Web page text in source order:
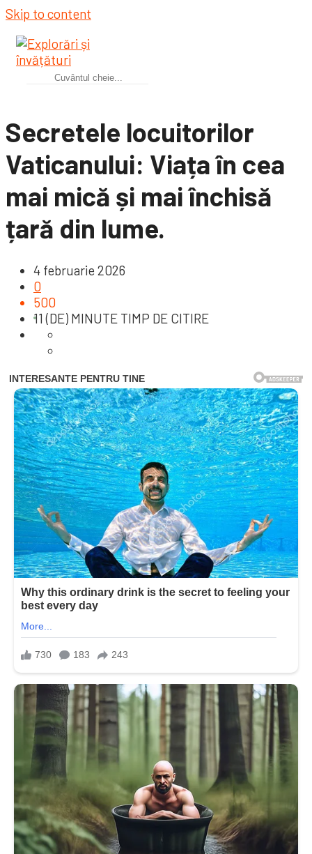
Skip to content
Secretele locuitorilor
Vaticanului: Viața în cea
mai mică și mai închisă
țară din lume.
4 februarie 2026
0
500
11 (DE) MINUTE TIMP DE CITIRE